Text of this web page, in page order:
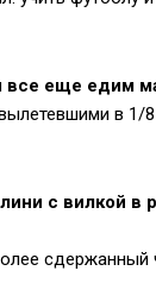
все еще едим
в
с вилкой в
сдержанный